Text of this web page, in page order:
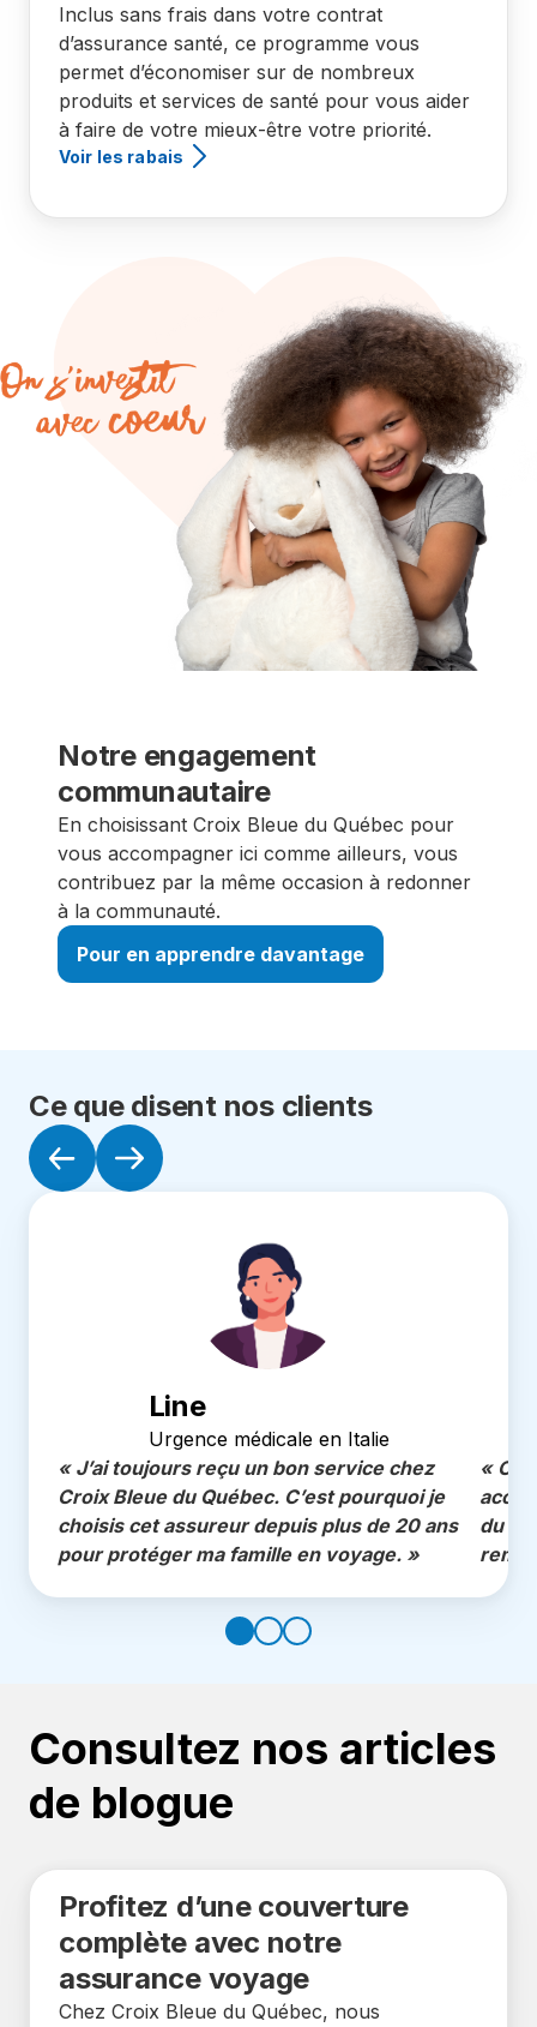
Inclus sans frais dans votre contrat
d’assurance santé, ce programme vous
permet d’économiser sur de nombreux
produits et services de santé pour vous aider
à faire de votre mieux-être votre priorité.
Voir les rabais
Notre engagement
communautaire
En choisissant Croix Bleue du Québec pour
vous accompagner ici comme ailleurs, vous
contribuez par la même occasion à redonner
à la communauté.
Pour en apprendre davantage
Ce que disent nos clients
Line
Urgence médicale en Italie
« J’ai toujours reçu un bon service chez
Croix Bleue du Québec. C’est pourquoi je
choisis cet assureur depuis plus de 20 ans
pour protéger ma famille en voyage. »
«
du
Consultez nos articles
de blogue
Profitez d’une couverture
complète avec notre
assurance voyage
Chez Croix Bleue du Québec, nous